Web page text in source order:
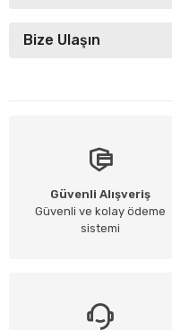
Bize Ulaşın
Güvenli Alışveriş
Güvenli ve kolay ödeme
sistemi